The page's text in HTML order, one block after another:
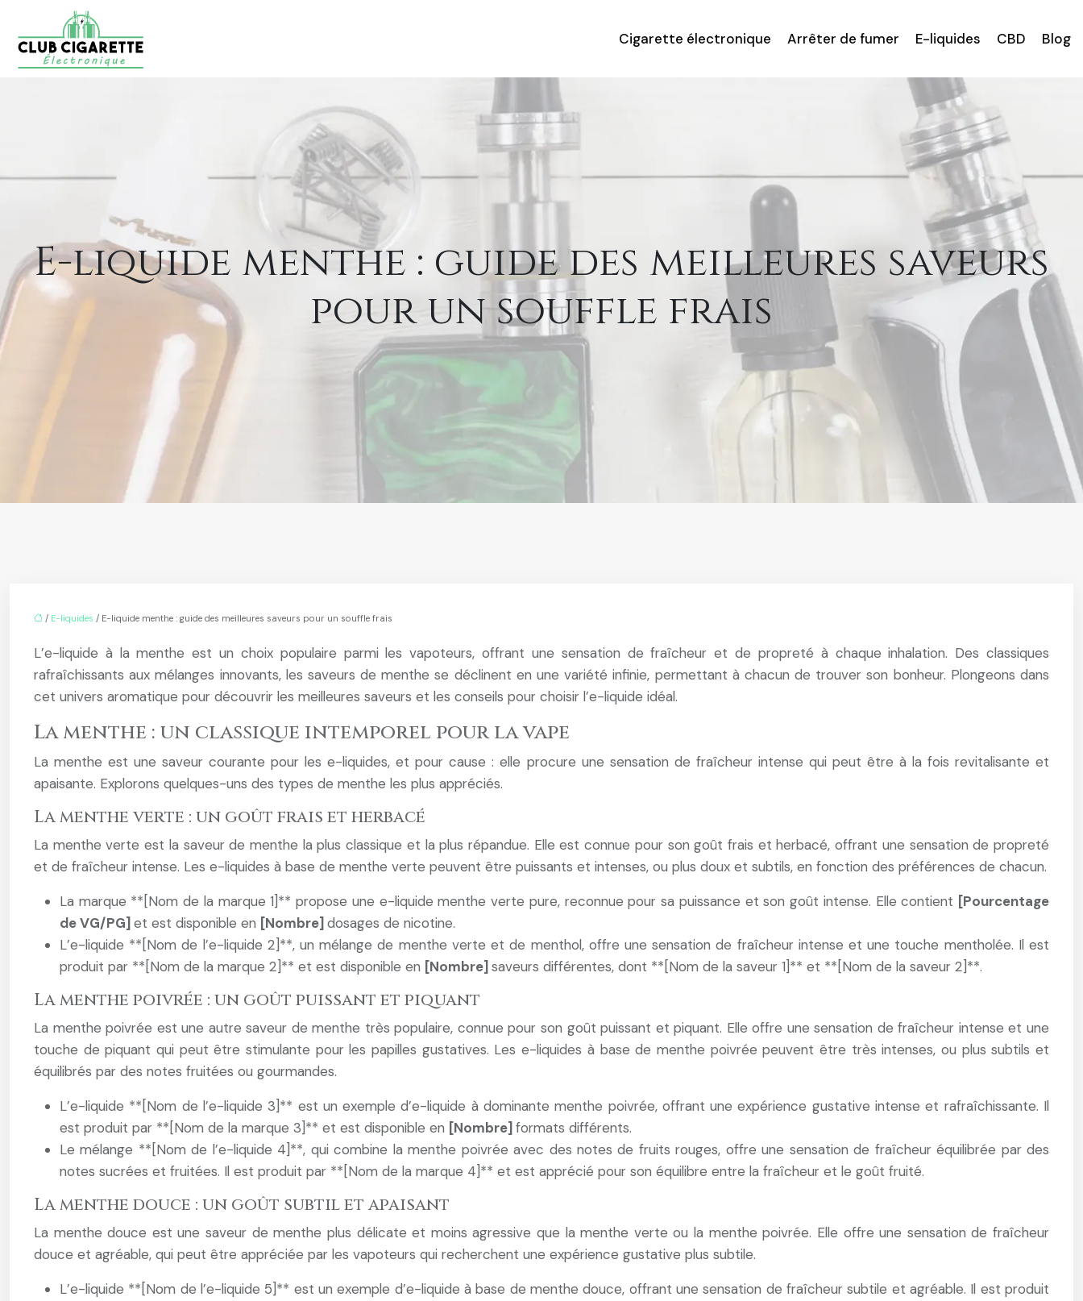
Cigarette électronique Arrêter de fumer E-liquides CBD Blog
E-liquide menthe : guide des meilleures saveurs
pour un souffle frais
/ E-liquides / E-liquide menthe : guide des meilleures saveurs pour un souffle frais
L’e-liquide à la menthe est un choix populaire parmi les vapoteurs, offrant une sensation de fraîcheur et de propreté à chaque inhalation. Des classiques
rafraîchissants aux mélanges innovants, les saveurs de menthe se déclinent en une variété infinie, permettant à chacun de trouver son bonheur. Plongeons dans
cet univers aromatique pour découvrir les meilleures saveurs et les conseils pour choisir l’e-liquide idéal.
La menthe : un classique intemporel pour la vape
La menthe est une saveur courante pour les e-liquides, et pour cause : elle procure une sensation de fraîcheur intense qui peut être à la fois revitalisante et
apaisante. Explorons quelques-uns des types de menthe les plus appréciés.
La menthe verte : un goût frais et herbacé
La menthe verte est la saveur de menthe la plus classique et la plus répandue. Elle est connue pour son goût frais et herbacé, offrant une sensation de propreté
et de fraîcheur intense. Les e-liquides à base de menthe verte peuvent être puissants et intenses, ou plus doux et subtils, en fonction des préférences de chacun.
La marque **[Nom de la marque 1]** propose une e-liquide menthe verte pure, reconnue pour sa puissance et son goût intense. Elle contient [Pourcentage
de VG/PG] et est disponible en [Nombre] dosages de nicotine.
L’e-liquide **[Nom de l’e-liquide 2]**, un mélange de menthe verte et de menthol, offre une sensation de fraîcheur intense et une touche mentholée. Il est
produit par **[Nom de la marque 2]** et est disponible en [Nombre] saveurs différentes, dont **[Nom de la saveur 1]** et **[Nom de la saveur 2]**.
La menthe poivrée : un goût puissant et piquant
La menthe poivrée est une autre saveur de menthe très populaire, connue pour son goût puissant et piquant. Elle offre une sensation de fraîcheur intense et une
touche de piquant qui peut être stimulante pour les papilles gustatives. Les e-liquides à base de menthe poivrée peuvent être très intenses, ou plus subtils et
équilibrés par des notes fruitées ou gourmandes.
L’e-liquide **[Nom de l’e-liquide 3]** est un exemple d’e-liquide à dominante menthe poivrée, offrant une expérience gustative intense et rafraîchissante. Il
est produit par **[Nom de la marque 3]** et est disponible en [Nombre] formats différents.
Le mélange **[Nom de l’e-liquide 4]**, qui combine la menthe poivrée avec des notes de fruits rouges, offre une sensation de fraîcheur équilibrée par des
notes sucrées et fruitées. Il est produit par **[Nom de la marque 4]** et est apprécié pour son équilibre entre la fraîcheur et le goût fruité.
La menthe douce : un goût subtil et apaisant
La menthe douce est une saveur de menthe plus délicate et moins agressive que la menthe verte ou la menthe poivrée. Elle offre une sensation de fraîcheur
douce et agréable, qui peut être appréciée par les vapoteurs qui recherchent une expérience gustative plus subtile.
L’e-liquide **[Nom de l’e-liquide 5]** est un exemple d’e-liquide à base de menthe douce, offrant une sensation de fraîcheur subtile et agréable. Il est produit